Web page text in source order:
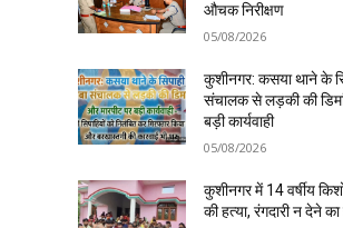
औचक निरीक्षण
05/08/2026
कुशीनगर: कसया थाने के
संचालक से लड़की की
बड़ी कार्यवाही
05/08/2026
कुशीनगर में 14 वर्षीय
की हत्या, रंगदारी न देने